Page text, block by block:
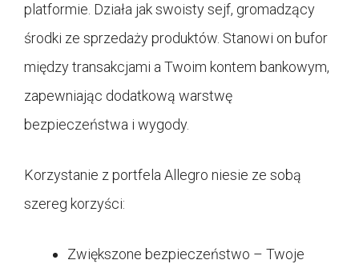
platformie. Działa jak swoisty sejf, gromadzący
środki ze sprzedaży produktów. Stanowi on bufor
między transakcjami a Twoim kontem bankowym,
zapewniając dodatkową warstwę
bezpieczeństwa i wygody.
Korzystanie z portfela Allegro niesie ze sobą
szereg korzyści:
Zwiększone bezpieczeństwo – Twoje